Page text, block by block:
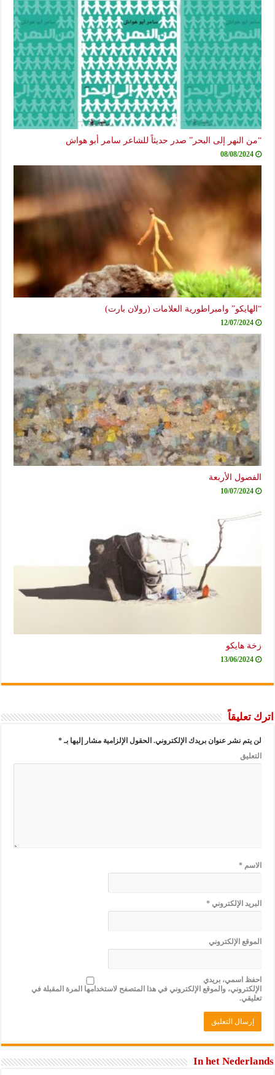
“من النهر إلى البحر” صدر حديثاً للشاعر سامر أبو هواش
08/08/2024
“الهايكو” وامبراطورية العلامات (رولان بارت)
12/07/2024
الفصول الأربعة
10/07/2024
زخة هايكو
13/06/2024
اترك تعليقاً
لن يتم نشر عنوان بريدك الإلكتروني. الحقول الإلزامية مشار إليها بـ*
التعليق
الاسم*
البريد الإلكتروني*
الموقع الإلكتروني
احفظ اسمي، بريدي
الإلكتروني، والموقع الإلكتروني في هذا المتصفح لاستخدامها المرة المقبلة في
تعليقي.
In het Nederlands